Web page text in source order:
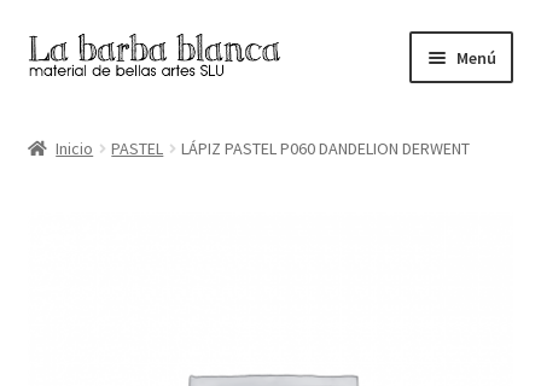
Ir
a
navegación
Ir
al
Menú
Inicio PASTEL LÁPIZ PASTEL P060 DANDELION DERWENT